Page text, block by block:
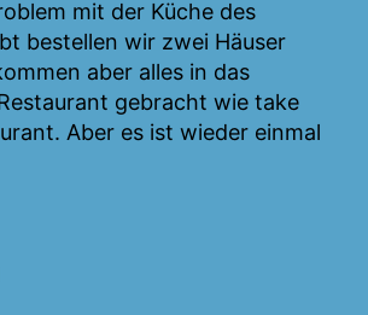
mit der Küche des
bestellen wir zwei Häuser
aber alles in das
gebracht wie take
Aber es ist wieder einmal